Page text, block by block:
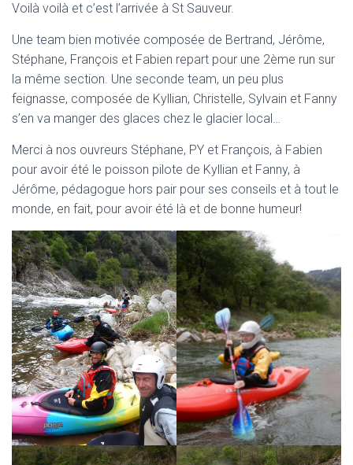
Voilà voilà et c’est l’arrivée à St Sauveur.
Une team bien motivée composée de Bertrand, Jérôme,
Stéphane, François et Fabien repart pour une 2ème run sur
la même section. Une seconde team, un peu plus
feignasse, composée de Kyllian, Christelle, Sylvain et Fanny
s’en va manger des glaces chez le glacier local…
Merci à nos ouvreurs Stéphane, PY et François, à Fabien
pour avoir été le poisson pilote de Kyllian et Fanny, à
Jérôme, pédagogue hors pair pour ses conseils et à tout le
monde, en fait, pour avoir été là et de bonne humeur!